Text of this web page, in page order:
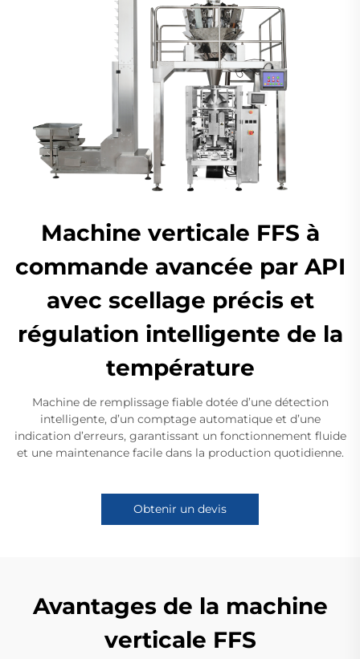
Machine verticale FFS à
commande avancée par API
avec scellage précis et
régulation intelligente de la
température
Machine de remplissage fiable dotée d’une détection
intelligente, d’un comptage automatique et d’une
indication d’erreurs, garantissant un fonctionnement fluide
et une maintenance facile dans la production quotidienne.
Obtenir un devis
Avantages de la machine
verticale FFS